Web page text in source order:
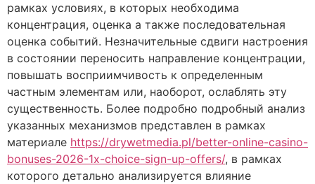
рамках условиях, в которых необходима
концентрация, оценка а также последовательная
оценка событий. Незначительные сдвиги настроения
в состоянии переносить направление концентрации,
повышать восприимчивость к определенным
частным элементам или, наоборот, ослаблять эту
существенность. Более подробно подробный анализ
указанных механизмов представлен в рамках
материале https://drywetmedia.pl/better-online-casino-
bonuses-2026-1x-choice-sign-up-offers/, в рамках
которого детально анализируется влияние